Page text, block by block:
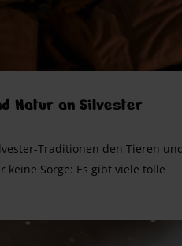
Natur an Silvester
Traditionen den Tieren
keine Sorge: Es gibt viele tolle